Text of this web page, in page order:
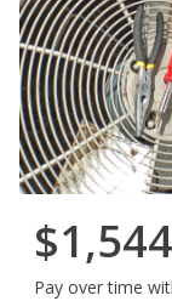
Pay over time